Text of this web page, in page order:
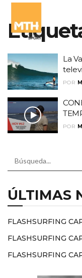
La
POR
POR
ÚLTIMAS
FLASHSURFING
FLASHSURFING
FLASHSURFING